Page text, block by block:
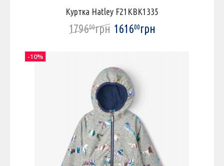
Куртка Hatley F21KBK1335
179600грн 161600грн
-10%